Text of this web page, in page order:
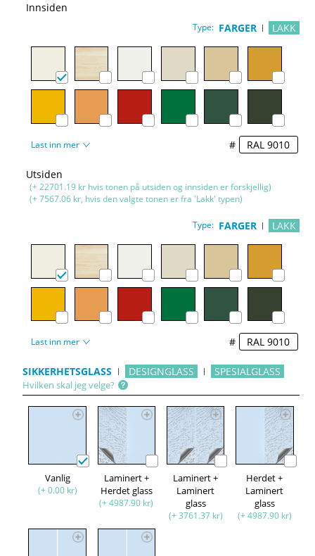
Innsiden
Type: FARGER LAKK
Last inn mer #
Utsiden
(+ 22701.19 kr hvis tonen på utsiden og innsiden er forskjellig)
(+ 7567.06 kr, hvis den valgte tonen er fra 'Lakk' typen)
Type: FARGER LAKK
Last inn mer #
SIKKERHETSGLASS DESIGNGLASS SPESIALGLASS
Hvilken skal jeg velge?
Vanlig
(+ 0.00 kr)
Laminert +
Herdet glass
(+ 4987.90 kr)
Laminert +
Laminert
glass
(+ 3761.37 kr)
Herdet +
Laminert
glass
(+ 4987.90 kr)